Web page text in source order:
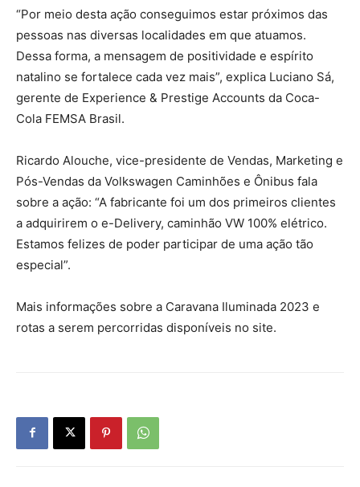
“Por meio desta ação conseguimos estar próximos das
pessoas nas diversas localidades em que atuamos.
Dessa forma, a mensagem de positividade e espírito
natalino se fortalece cada vez mais”, explica Luciano Sá,
gerente de Experience & Prestige Accounts da Coca-
Cola FEMSA Brasil.
Ricardo Alouche, vice-presidente de Vendas, Marketing e
Pós-Vendas da Volkswagen Caminhões e Ônibus fala
sobre a ação: “A fabricante foi um dos primeiros clientes
a adquirirem o e-Delivery, caminhão VW 100% elétrico.
Estamos felizes de poder participar de uma ação tão
especial”.
Mais informações sobre a Caravana Iluminada 2023 e
rotas a serem percorridas disponíveis no site.